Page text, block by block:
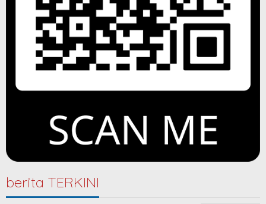
berita TERKINI